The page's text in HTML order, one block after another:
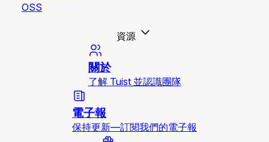
OSS
資源
關於
了解 Tuist 並認識團隊
電子報
保持更新—訂閱我們的電子報